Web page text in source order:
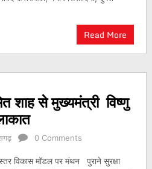
Read More
शाह से मुख्यमंत्री विष्णु
0 Comments
विकास मॉडल पर मंथन पुराने सुरक्षा